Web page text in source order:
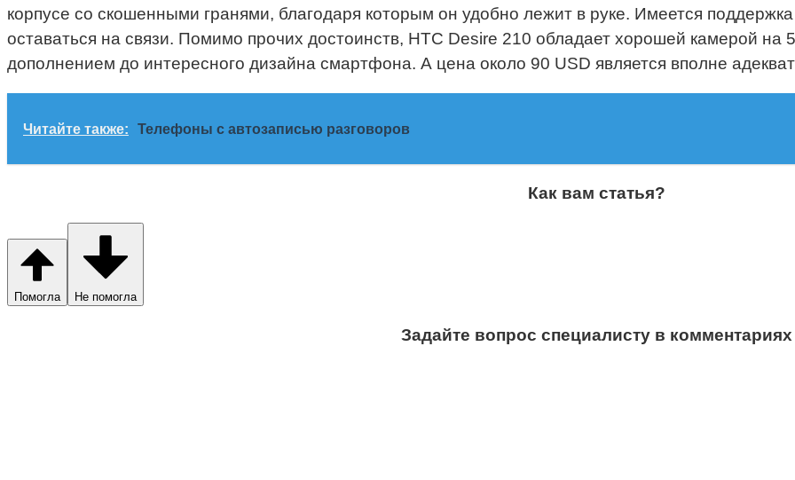
корпусе со скошенными гранями, благодаря которым он удобно лежит в руке. Имеется поддержка
оставаться на связи. Помимо прочих достоинств, HTC Desire 210 обладает хорошей камерой на
дополнением до интересного дизайна смартфона. А цена около 90 USD является вполне
Читайте также: Телефоны с автозаписью разговоров
Как вам статья?
Помогла Не помогла
Задайте вопрос специалисту в комментариях